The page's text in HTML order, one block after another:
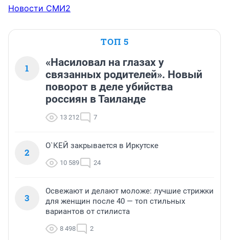
Новости СМИ2
ТОП 5
1
«Насиловал на глазах у
связанных родителей». Новый
поворот в деле убийства
россиян в Таиланде
13 212 7
2
О`КЕЙ закрывается в Иркутске
10 589 24
3
Освежают и делают моложе: лучшие стрижки
для женщин после 40 — топ стильных
вариантов от стилиста
8 498 2